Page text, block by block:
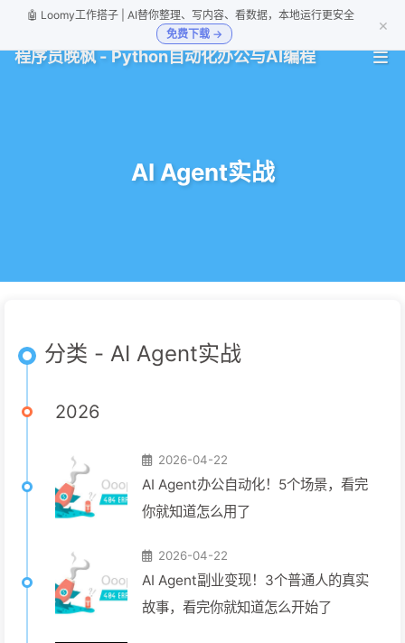
🤖 Loomy工作搭子 | AI替你整理、写内容、看数据，本地运行更安全
免费下载 →
×
程序员晚枫 - Python自动化办公与AI编程
AI Agent实战
分类 - AI Agent实战
2026
2026-04-22
AI Agent办公自动化！5个场景，看完
你就知道怎么用了
2026-04-22
AI Agent副业变现！3个普通人的真实
故事，看完你就知道怎么开始了